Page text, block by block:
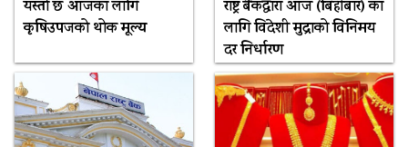
यस्तो छ आजका लागि
कृषिउपजको थोक मूल्य
राष्ट्र बैंकद्धारा आज (बिहीबार) का
लागि विदेशी मुद्राको विनिमय
दर निर्धारण